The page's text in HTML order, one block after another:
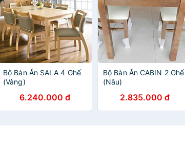
Bộ Bàn Ăn SALA 4 Ghế
(Vàng)
6.240.000 đ
Bộ Bàn Ăn CABIN 2 Ghế
(Nâu)
2.835.000 đ